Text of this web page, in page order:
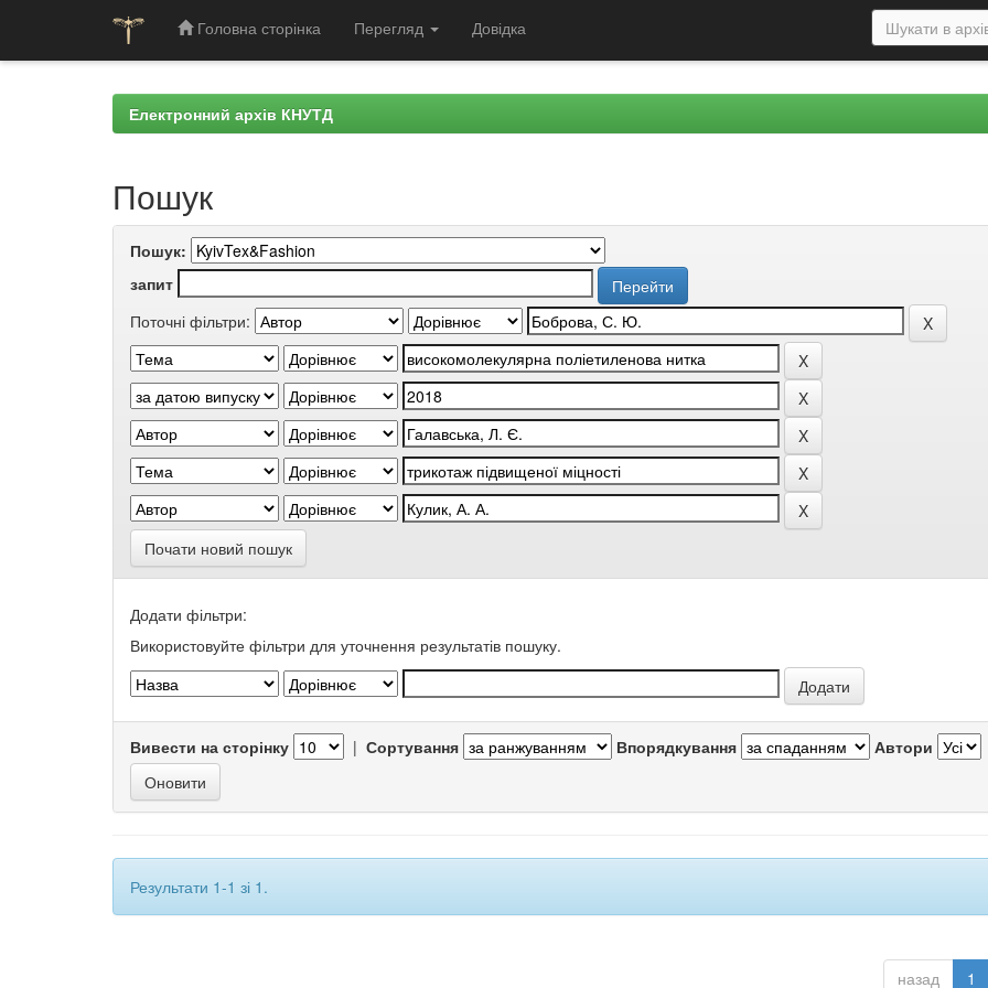
Головна сторінка Перегляд Довідка
Електронний архів КНУТД
Пошук
Пошук:
запит
Поточні фільтри:
Почати новий пошук
Додати фільтри:
Використовуйте фільтри для уточнення результатів пошуку.
Вивести на сторінку | Сортування Впорядкування Автори
Результати 1-1 зі 1.
назад 1